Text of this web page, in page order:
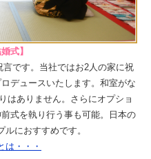
式】
です。当社ではお2人の家に祝
デュースいたします。和室がな
はありません。さらにオプショ
式を執り行う事も可能。日本の
におすすめです。
は・・・